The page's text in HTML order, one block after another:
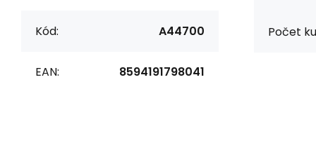
Kód: A44700
EAN: 8594191798041
Počet